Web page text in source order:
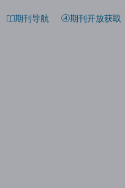
期刊导航 期刊开放获取